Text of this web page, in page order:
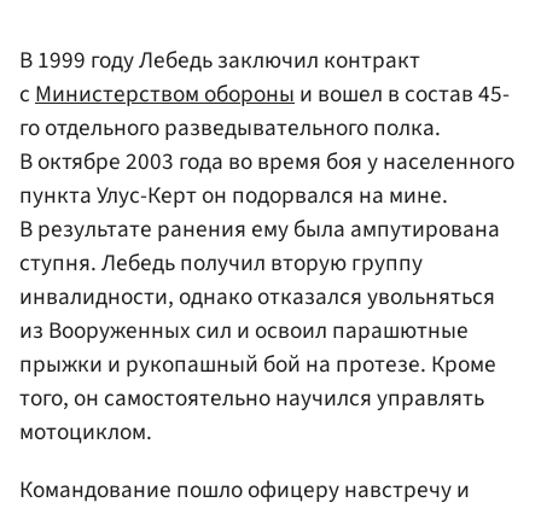
В 1999 году Лебедь заключил контракт
сМинистерством обороныи вошел в состав 45-
го отдельного разведывательного полка.
В октябре 2003 года во время боя у населенного
пункта Улус-Керт он подорвался на мине.
В результате ранения ему была ампутирована
ступня. Лебедь получил вторую группу
инвалидности, однако отказался увольняться
из Вооруженных сил и освоил парашютные
прыжки и рукопашный бой на протезе. Кроме
того, он самостоятельно научился управлять
мотоциклом.
Командование пошло офицеру навстречу и